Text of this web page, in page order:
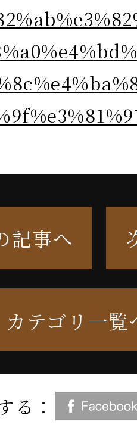
記事へ
カテゴリ一覧
る：